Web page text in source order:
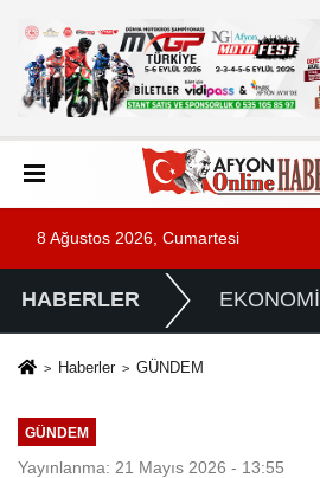
8 Ağustos 2026, Cumartesi
HABERLER EKONOMİ
Haberler GÜNDEM
GÜNDEM
Yayınlanma: 21 Mayıs 2026 - 13:55